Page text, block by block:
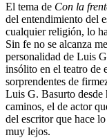
El tema de Con la
del entendimiento del
cualquier religión, lo
Sin fe no se alcanza
personalidad de Luis
insólito en el teatro de
sorprendentes de
Luis G. Basurto desde
caminos, el de actor
del escritor que hace
muy lejos.